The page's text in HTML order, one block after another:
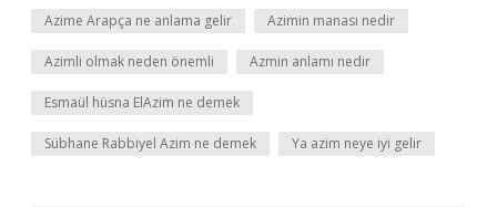
Azime Arapça ne anlama gelir Azimin manası nedir
Azimli olmak neden önemli Azmin anlamı nedir
Esmaül hüsna ElAzim ne demek
Sübhane Rabbiyel Azim ne demek Ya azim neye iyi gelir